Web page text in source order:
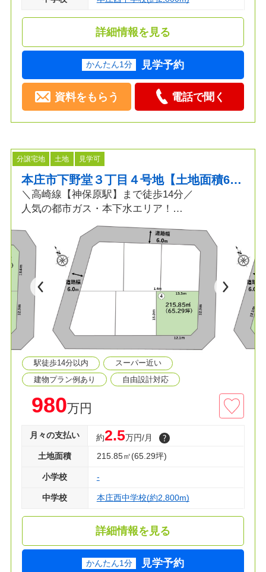
詳細情報を見る
かんたん1分 見学予約
資料をもらう 電話で聞く
分譲宅地 土地 見学可
本庄市下野堂３丁目４号地【土地面積65坪×南西角地】
＼高崎線【神保原駅】まで徒歩14分／
人気の都市ガス・本下水エリア！
国道17号にも出やすく、仕事やお出かけにも便利
な立地です♪
*LIFE*
■旭小学校まで徒歩29分
□本庄西中学校まで徒歩35分
■メガセンタートライアルまで徒歩6分
□セブンイレブンまで徒歩9分
■ドラッグコスモスまで徒歩11分
☆建売住宅も併せてご案内可能です。
☆ローン相談も随時受付中！お気軽にご連絡くだ
駅徒歩14分以内
スーパー近い
建物プラン例あり
自由設計対応
980万円
月々の支払い 約2.5万円/月
土地面積 215.85㎡(65.29坪)
小学校 -
中学校 本庄西中学校(約2,800m)
詳細情報を見る
かんたん1分 見学予約